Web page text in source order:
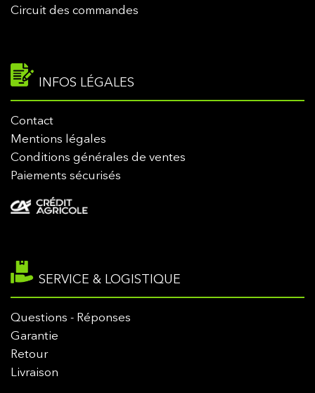
Circuit des commandes
INFOS LÉGALES
Contact
Mentions légales
Conditions générales de ventes
Paiements sécurisés
SERVICE & LOGISTIQUE
Questions - Réponses
Garantie
Retour
Livraison